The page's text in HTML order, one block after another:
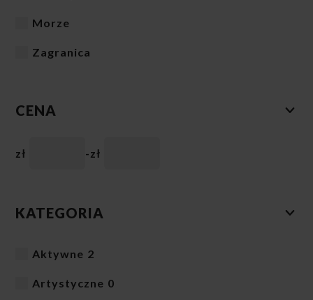
Morze
Zagranica
CENA
zł -zł
KATEGORIA
Aktywne 2
Artystyczne 0